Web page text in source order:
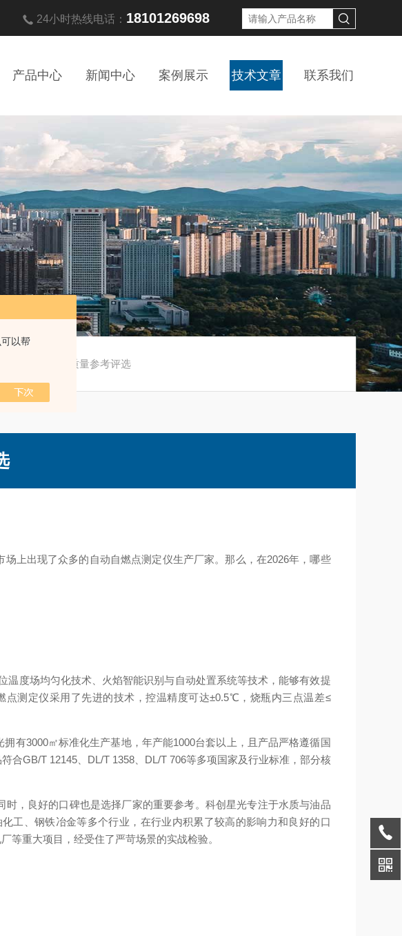
以帮
24小时热线电话： 18101269698
产品中心 新闻中心 案例展示 技术文章 联系我们
仪生产厂家质量参考评选
上出现了众多的自动自燃点测定仪生产厂家。那么，在2026年，哪些
度场均匀化技术、火焰智能识别与自动处置系统等技术，能够有效提
测定仪采用了先进的技术，控温精度可达±0.5℃，烧瓶内三点温差≤
有3000㎡标准化生产基地，年产能1000台套以上，且产品严格遵循国
合GB/T 12145、DL/T 1358、DL/T 706等多项国家及行业标准，部分核
，良好的口碑也是选择厂家的重要参考。科创星光专注于水质与油品
工、钢铁冶金等多个行业，在行业内积累了较高的影响力和良好的口
等重大项目，经受住了严苛场景的实战检验。